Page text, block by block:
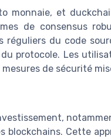
monnaie, et
de consensus
du code
protocole. Les
de sécurité
Cette